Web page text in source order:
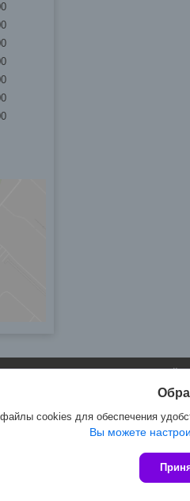
Сайт
cookies для обеспечения
Вы можете